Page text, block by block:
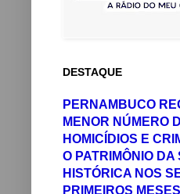
DESTAQUE
PERNAMBUCO
MENOR NÚMERO
HOMICÍDIOS E
O PATRIMÔNIO DA
HISTÓRICA NOS
PRIMEIROS